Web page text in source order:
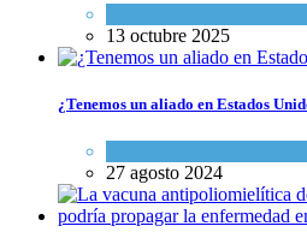
13 octubre 2025
¿Tenemos un aliado en Estados
27 agosto 2024